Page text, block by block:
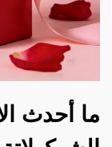
ما أحدث